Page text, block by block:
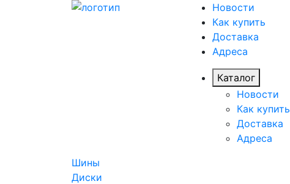
Новости
Как купить
Доставка
Адреса
Каталог
Новости
Как купить
Доставка
Адреса
Шины
Диски